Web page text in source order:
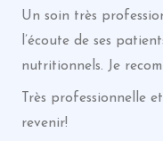
Un soin très
l’écoute de ses
nutritionnels. Je
Très professionnelle
revenir!